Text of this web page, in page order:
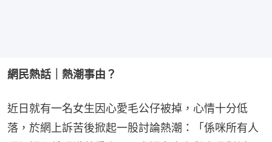
網民熱話｜熱潮事由？
近日就有一名女生因心愛毛公仔被掉，心情十分低
落，於網上訴苦後掀起一股討論熱潮：「係咪所有人